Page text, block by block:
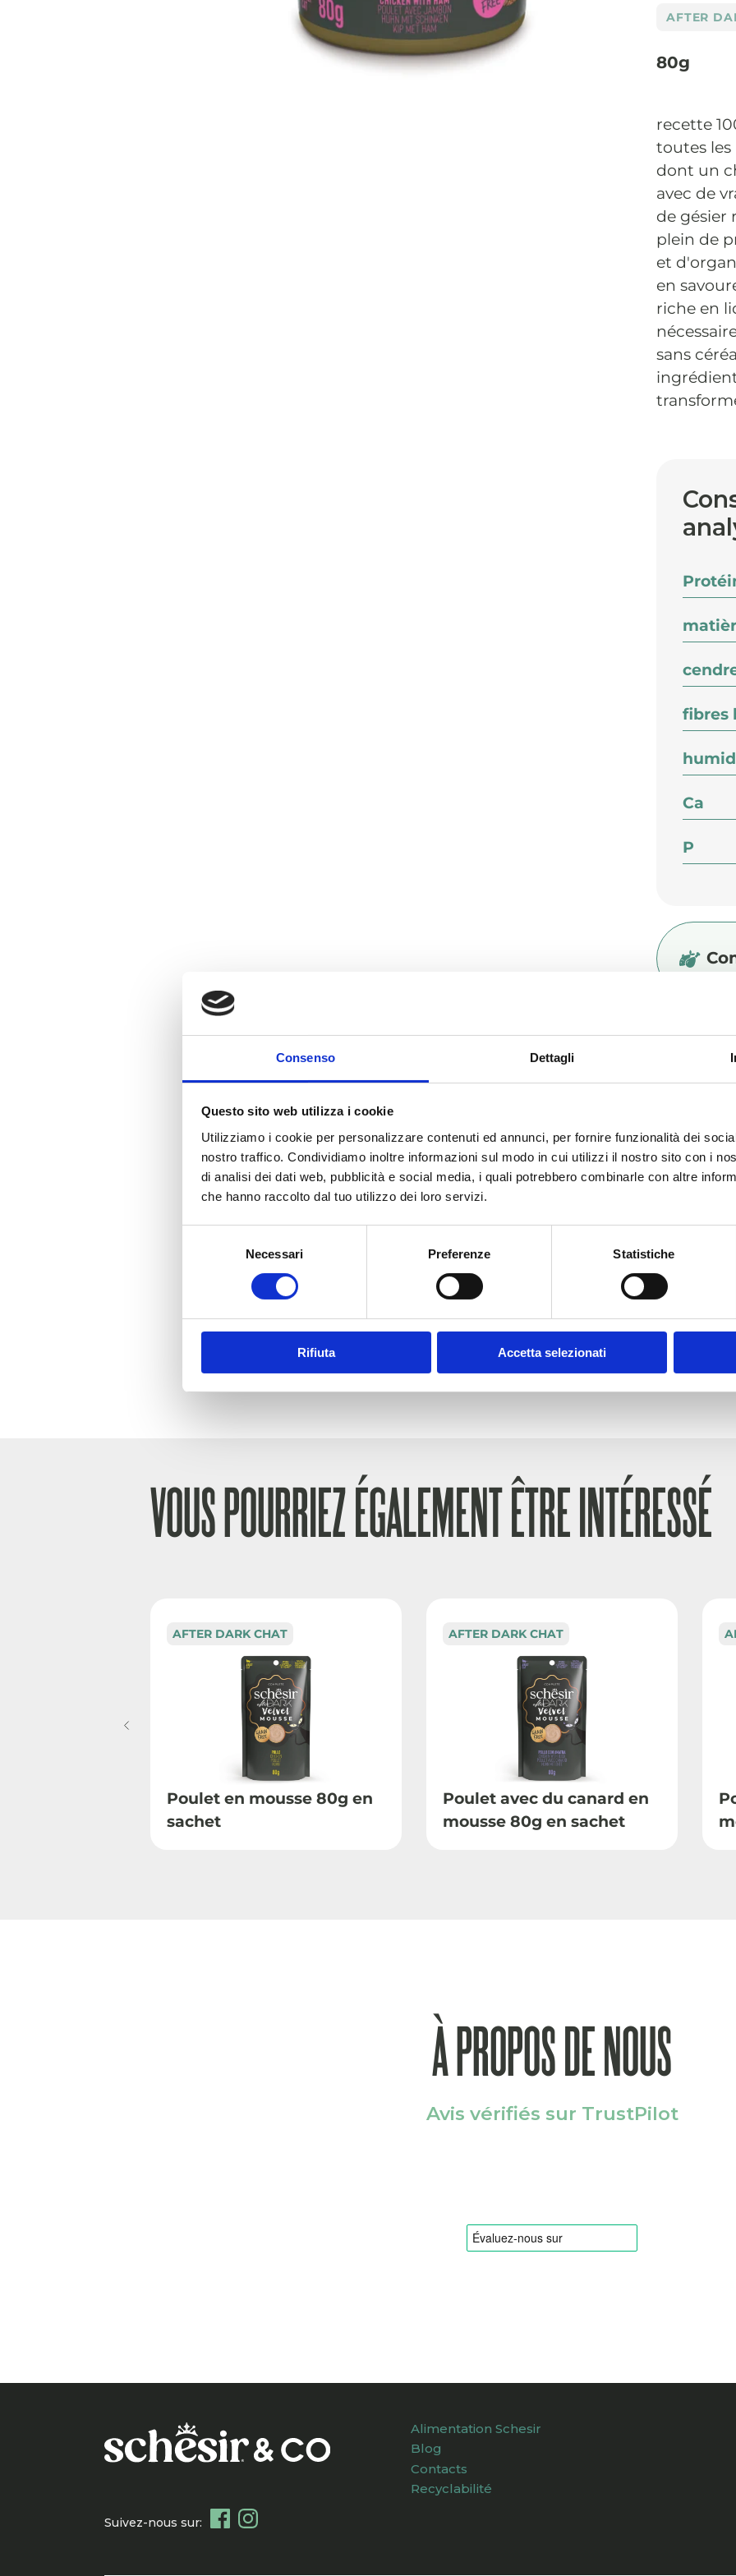
Consenso Dettagli
Questo sito web utilizza i cookie
Utilizziamo i cookie per personalizzare contenuti ed annunci, per fornire funzionalità dei
nostro traffico. Condividiamo inoltre informazioni sul modo in cui utilizzi il nostro sito con i
di analisi dei dati web, pubblicità e social media, i quali potrebbero combinarle con altre
che hanno raccolto dal tuo utilizzo dei loro servizi.
Necessari Preferenze Statistiche
Rifiuta Accetta selezionati
AFTER
80g
recette
toutes
dont un
avec de
de gésier
plein de
et
en
riche en
sans
fibres
Ca
P
VOUS POURRIEZ ÉGALEMENT ÊTRE INTÉRESSÉ
AFTER DARK CHAT
Poulet en mousse 80g en
sachet
AFTER DARK CHAT
Poulet avec du canard en
mousse 80g en sachet
À PROPOS DE NOUS
Avis vérifiés sur TrustPilot
Suivez-nous sur:
Alimentation Schesir
Blog
Contacts
Recyclabilité